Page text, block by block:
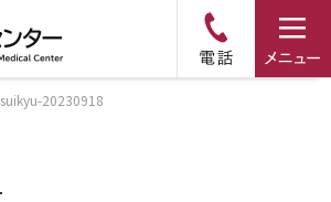
suikyu-20230918